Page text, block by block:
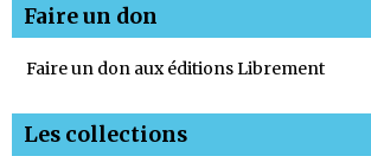
Faire un don
Faire un don aux éditions Librement
Les collections